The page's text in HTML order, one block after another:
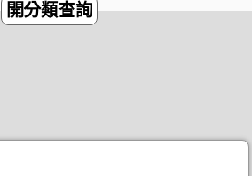
開分類查詢